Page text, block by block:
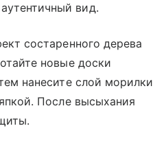
вид.
состаренного дерева
новые доски
нанесите слой морилки
После высыхания